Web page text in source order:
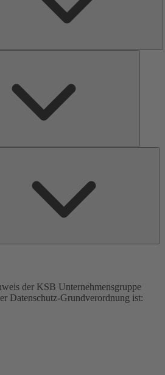
der KSB Unternehmensgruppe
Datenschutz-Grundverordnung ist: